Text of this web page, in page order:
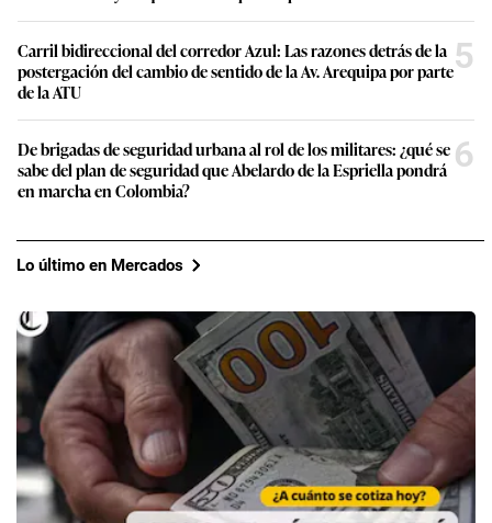
Carril bidireccional del corredor Azul: Las razones detrás de la
postergación del cambio de sentido de la Av. Arequipa por parte
de la ATU
5
De brigadas de seguridad urbana al rol de los militares: ¿qué se
sabe del plan de seguridad que Abelardo de la Espriella pondrá
en marcha en Colombia?
6
Lo último en Mercados